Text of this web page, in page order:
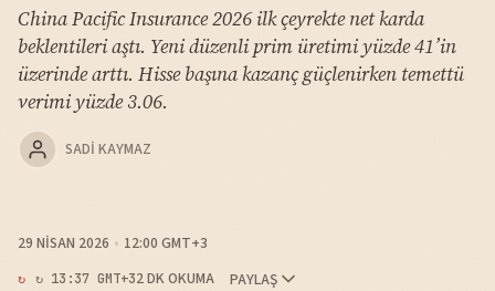
China Pacific Insurance 2026 ilk çeyrekte net karda
beklentileri aştı. Yeni düzenli prim üretimi yüzde 41’in
üzerinde arttı. Hisse başına kazanç güçlenirken temettü
verimi yüzde 3.06.
SADI KAYMAZ
29 NISAN 2026 12:00 GMT+3
↻ 13:37 GMT+32 DK OKUMA PAYLAŞ